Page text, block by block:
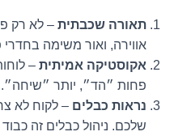
תאורה שכבתית – לא רק
אווירה, ואור משימה בחדרי
אקוסטיקה אמיתית –
פחות ״הד״, יותר ״שיחה״.
נראות כבלים – לקוח לא
שלכם. ניהול כבלים זה